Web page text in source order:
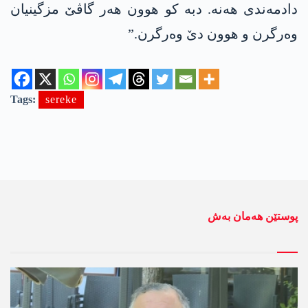
دادمەندی ھەنە. دبە کو ھوون ھەر گاڤێ مزگینیان
وەرگرن و ھوون دێ وەرگرن.”
Tags: sereke
پوستێن ھەمان بەش